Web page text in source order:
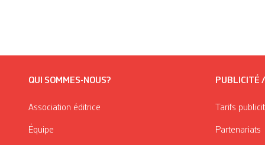
QUI SOMMES-NOUS?
Association éditrice
Équipe
PUBLICITÉ
Tarifs
Partenariats